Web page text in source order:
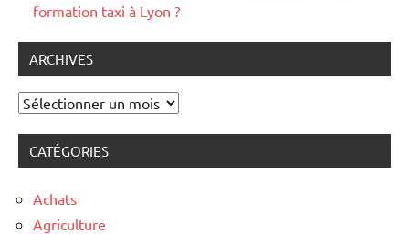
formation taxi à Lyon ?
ARCHIVES
Archives
CATÉGORIES
Achats
Agriculture